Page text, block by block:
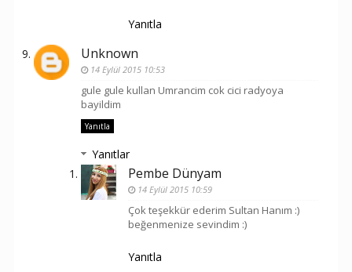
Yanıtla
Unknown
14 Eylül 2015 10:53
gule gule kullan Umrancim cok cici radyoya
bayildim
Yanıtla
Yanıtlar
Pembe Dünyam
14 Eylül 2015 10:59
Çok teşekkür ederim Sultan Hanım :)
beğenmenize sevindim :)
Yanıtla